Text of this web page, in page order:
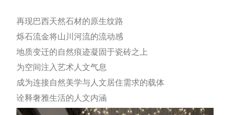
再现巴西天然石材的原生纹路
烁石流金将山川河流的流动感
地质变迁的自然痕迹凝固于瓷砖之上
为空间注入艺术人文气息
成为连接自然美学与人文居住需求的载体
诠释奢雅生活的人文内涵